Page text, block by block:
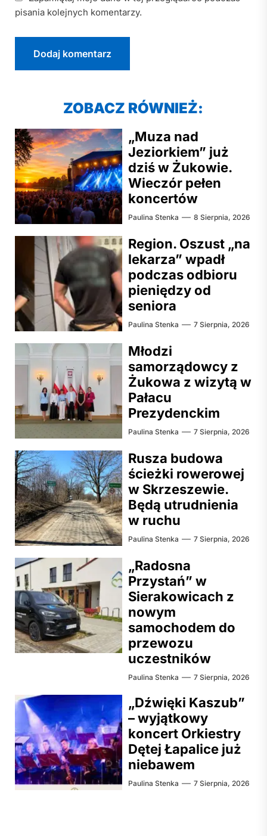
pisania kolejnych komentarzy.
ZOBACZ RÓWNIEŻ:
„Muza nad
Jeziorkiem” już
dziś w Żukowie.
Wieczór pełen
koncertów
Paulina Stenka 8 Sierpnia, 2026
Region. Oszust „na
lekarza” wpadł
podczas odbioru
pieniędzy od
seniora
Paulina Stenka 7 Sierpnia, 2026
Młodzi
samorządowcy z
Żukowa z wizytą w
Pałacu
Prezydenckim
Paulina Stenka 7 Sierpnia, 2026
Rusza budowa
ścieżki rowerowej
w Skrzeszewie.
Będą utrudnienia
w ruchu
Paulina Stenka 7 Sierpnia, 2026
„Radosna
Przystań” w
Sierakowicach z
nowym
samochodem do
przewozu
uczestników
Paulina Stenka 7 Sierpnia, 2026
„Dźwięki Kaszub”
– wyjątkowy
koncert Orkiestry
Dętej Łapalice już
niebawem
Paulina Stenka 7 Sierpnia, 2026